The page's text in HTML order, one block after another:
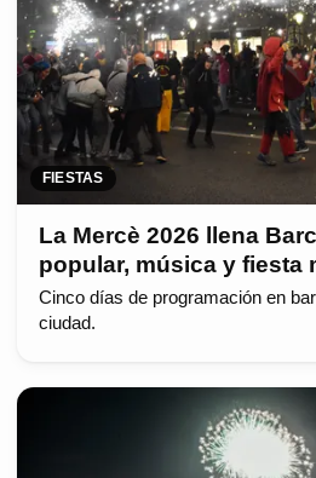
FIESTAS
La Mercè 2026 llena
popular, música y fiesta
Cinco días de programación en
ciudad.